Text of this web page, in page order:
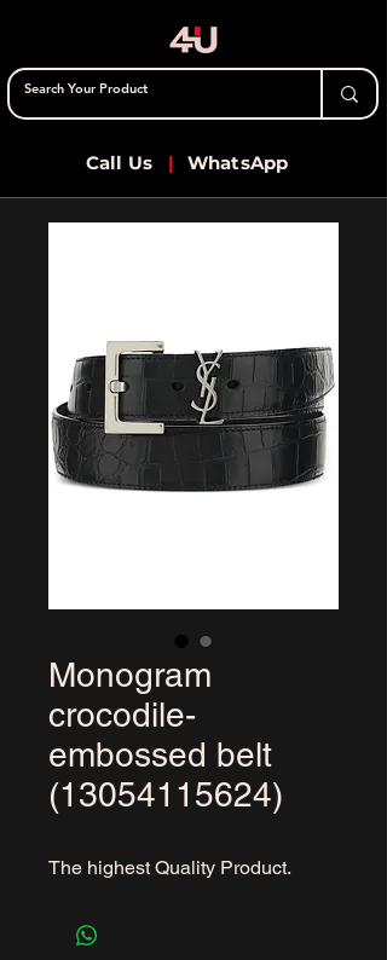
Call Us | WhatsApp
Monogram
crocodile-
embossed belt
(13054115624)
The highest Quality Product.